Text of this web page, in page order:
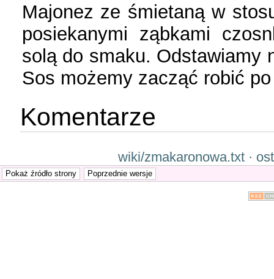
Majonez ze śmietaną w
posiekanymi ząbkami
solą do smaku. Odstawiamy
Sos możemy zacząć robić
Komentarze
wiki/zmakaronowa.txt ·